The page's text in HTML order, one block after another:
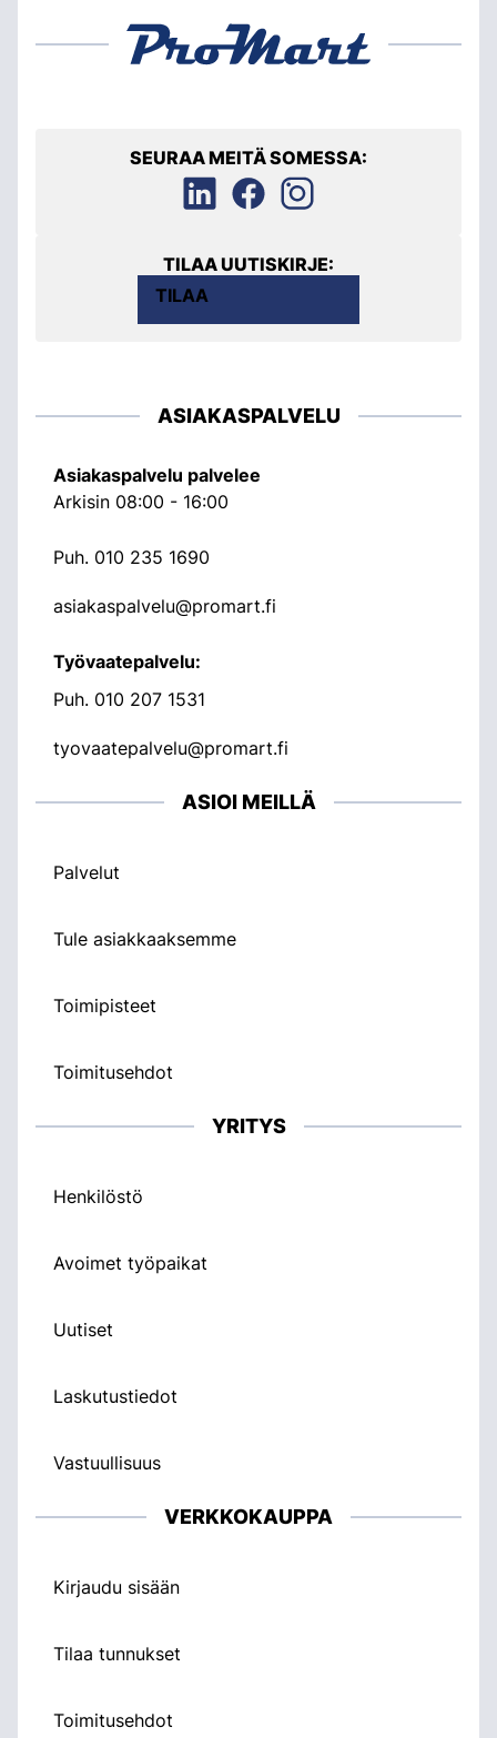
SEURAA MEITÄ SOMESSA:
TILAA UUTISKIRJE:
TILAA
ASIAKASPALVELU
Asiakaspalvelu palvelee
Arkisin 08:00 - 16:00
Puh. 010 235 1690
asiakaspalvelu@promart.fi
Työvaatepalvelu:
Puh. 010 207 1531
tyovaatepalvelu@promart.fi
ASIOI MEILLÄ
Palvelut
Tule asiakkaaksemme
Toimipisteet
Toimitusehdot
YRITYS
Henkilöstö
Avoimet työpaikat
Uutiset
Laskutustiedot
Vastuullisuus
VERKKOKAUPPA
Kirjaudu sisään
Tilaa tunnukset
Toimitusehdot